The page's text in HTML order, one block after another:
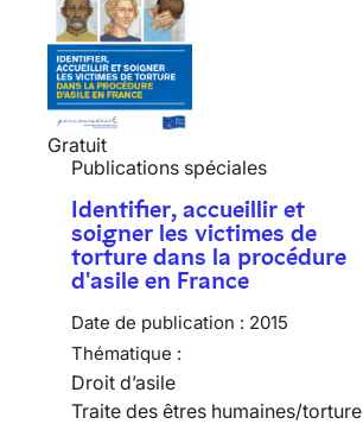
Gratuit
Publications spéciales
Identifier, accueillir et
soigner les victimes de
torture dans la procédure
d'asile en France
Date de publication : 2015
Thématique :
Droit d’asile
Traite des êtres humaines/torture